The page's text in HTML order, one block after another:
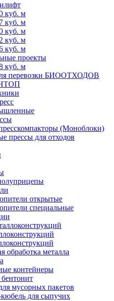
куб. м
куб. м
куб. м
куб. м
куб. м
проекты
куб. м
перевозки БИООТХОДОВ
(Моноблоки)
прессы для отходов
открытые
специальные
обработка металла
контейнеры
мусорных пакетов
для сыпучих